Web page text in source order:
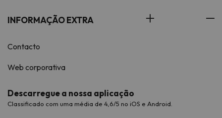
INFORMAÇÃO EXTRA
Contacto
Web corporativa
Descarregue a nossa aplicação
Classificado com uma média de 4,6/5 no iOS e Android.